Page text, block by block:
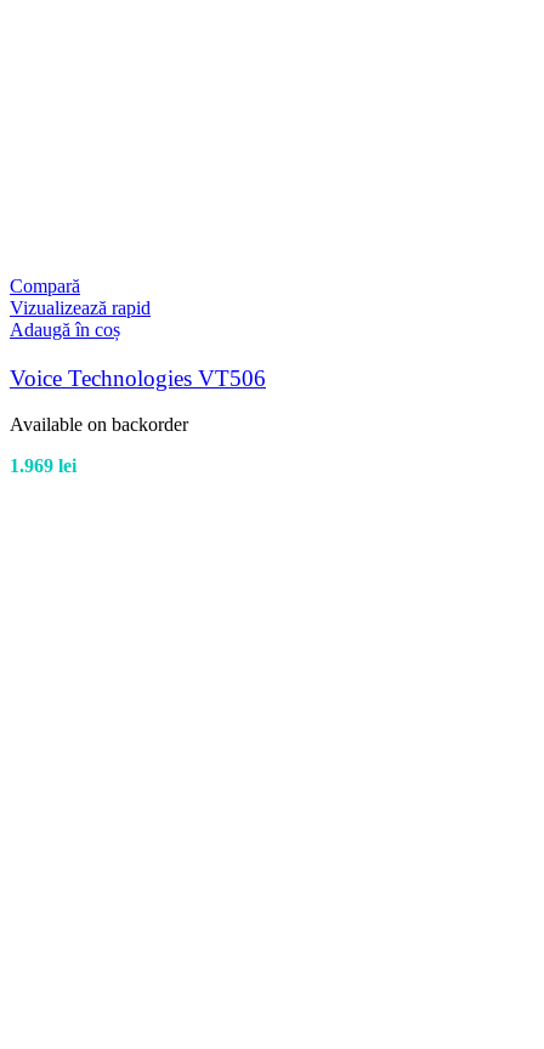
Compară
Vizualizează rapid
Adaugă în coș
Voice Technologies VT506
Available on backorder
1.969 lei